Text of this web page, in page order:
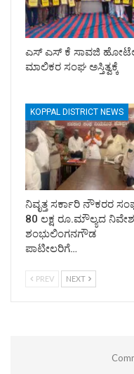
ಎಸ್ ಎಸ್ ಕೆ ಸಾವಜಿ
ಮಾಲಿಕರ ಸಂಘ ಅಸ್ತಿತ್ವಕ್ಕೆ
KOPPAL DISTRICT NEWS
ನಿವೃತ್ತ ಸರ್ಕಾರಿ ನೌಕರರ
80 ಲಕ್ಷ ರೂ.ಮೌಲ್ಯದ
ಶಂಭುಲಿಂಗನಗೌಡ
ಪಾಟೀಲರಿಗೆ…
PREV NEXT